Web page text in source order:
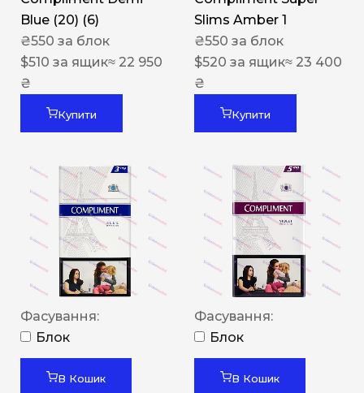
Blue (20) (6)
₴550 за блок
$510 за ящик≈ 22 950
₴
Купити
Slims Amber 1
₴550 за блок
$520 за ящик≈ 23 400
₴
Купити
Фасування:
Блок
В Кошик
Фасування:
Блок
В Кошик